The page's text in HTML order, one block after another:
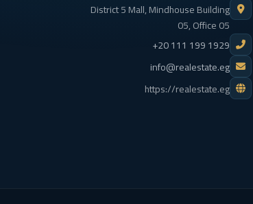
District 5 Mall, Mindhouse Building
05, Office 05
+20 111 199 1929
info@realestate.eg
https://realestate.eg